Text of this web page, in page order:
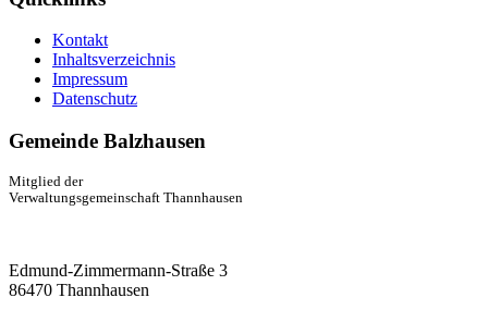
Kontakt
Inhaltsverzeichnis
Impressum
Datenschutz
Gemeinde Balzhausen
Mitglied der
Verwaltungsgemeinschaft Thannhausen
Edmund-Zimmermann-Straße 3
86470 Thannhausen